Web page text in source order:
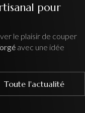
pour
le plaisir de couper
avec une idée
Toute l'actualité